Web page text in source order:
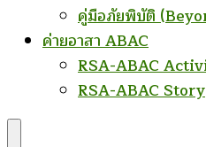
คู่มือภัยพิบัติ
ค่ายอาสา ABAC
RSA-ABAC
RSA-ABAC Story